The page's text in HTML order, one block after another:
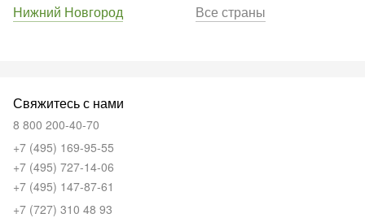
Нижний Новгород
Все страны
Свяжитесь с нами
8 800 200-40-70
+7 (495) 169-95-55
+7 (495) 727-14-06
+7 (495) 147-87-61
+7 (727) 310 48 93